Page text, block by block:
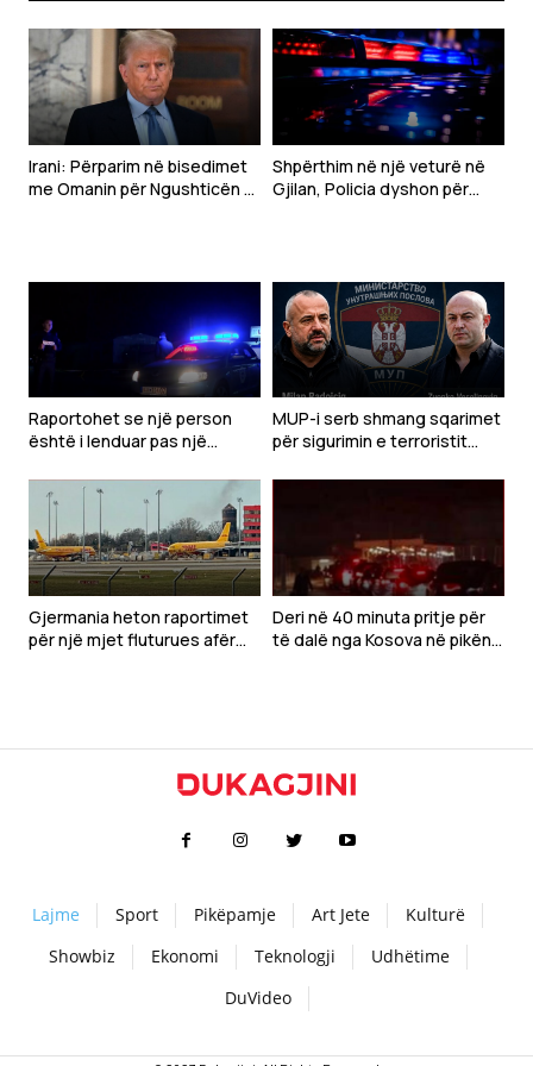
Irani: Përparim në bisedimet
me Omanin për Ngushticën e
Shpërthim në një veturë në
Gjilan, Policia dyshon për
Raportohet se një person
është i lenduar pas një
Gjilan
MUP-i serb shmang sqarimet
për sigurimin e terroristit
Gjermania heton raportimet
për një mjet fluturues afër
Deri në 40 minuta pritje për
të dalë nga Kosova në pikën
Lajme Sport Pikëpamje Art Jete
Kulturë
Showbiz
Ekonomi Teknologji
Udhëtime
DuVideo